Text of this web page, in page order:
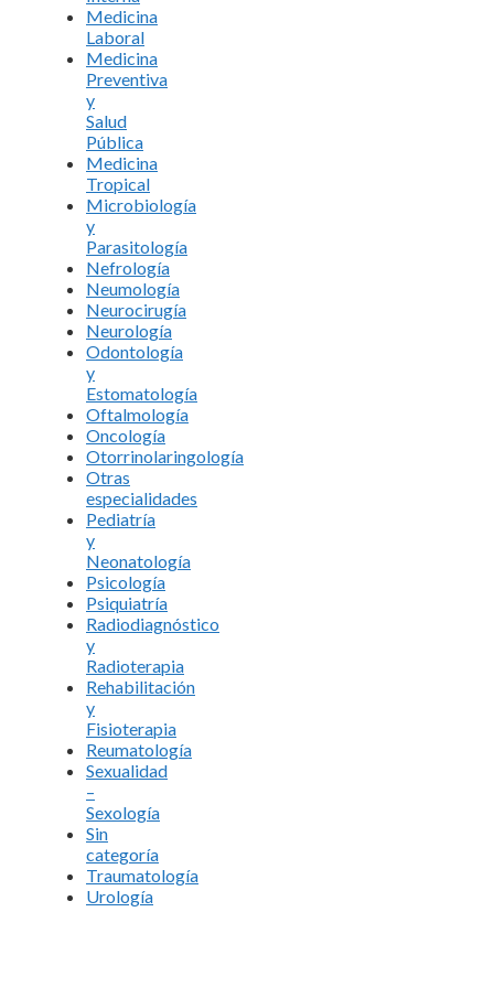
Medicina
Laboral
Medicina
Preventiva
y
Salud
Pública
Medicina
Tropical
Microbiología
y
Parasitología
Nefrología
Neumología
Neurocirugía
Neurología
Odontología
y
Estomatología
Oftalmología
Oncología
Otorrinolaringología
Otras
especialidades
Pediatría
y
Neonatología
Psicología
Psiquiatría
Radiodiagnóstico
y
Radioterapia
Rehabilitación
y
Fisioterapia
Reumatología
Sexualidad
–
Sexología
Sin
categoría
Traumatología
Urología